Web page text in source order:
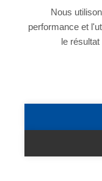
Français
Nous
performance et
le